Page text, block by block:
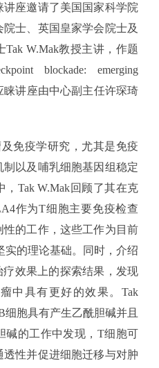
讲座邀请了美国国家科学院
士、英国皇家学会院士及
W.Mak教授主讲，作题
blockade: emerging
睐讲座由中心副主任许琛琦
免疫学研究，尤其是免疫
以及哺乳细胞基因组稳定
Tak W.Mak回顾了其在克
作为T细胞主要免疫检查
的工作，这些工作为目前
实的理论基础。同时，介绍
效果上的探索结果，发现
中具有更好的效果。Tak
胞具有产生乙酰胆碱并且
碱的工作中发现，T细胞可
性并促进细胞迁移与对肿